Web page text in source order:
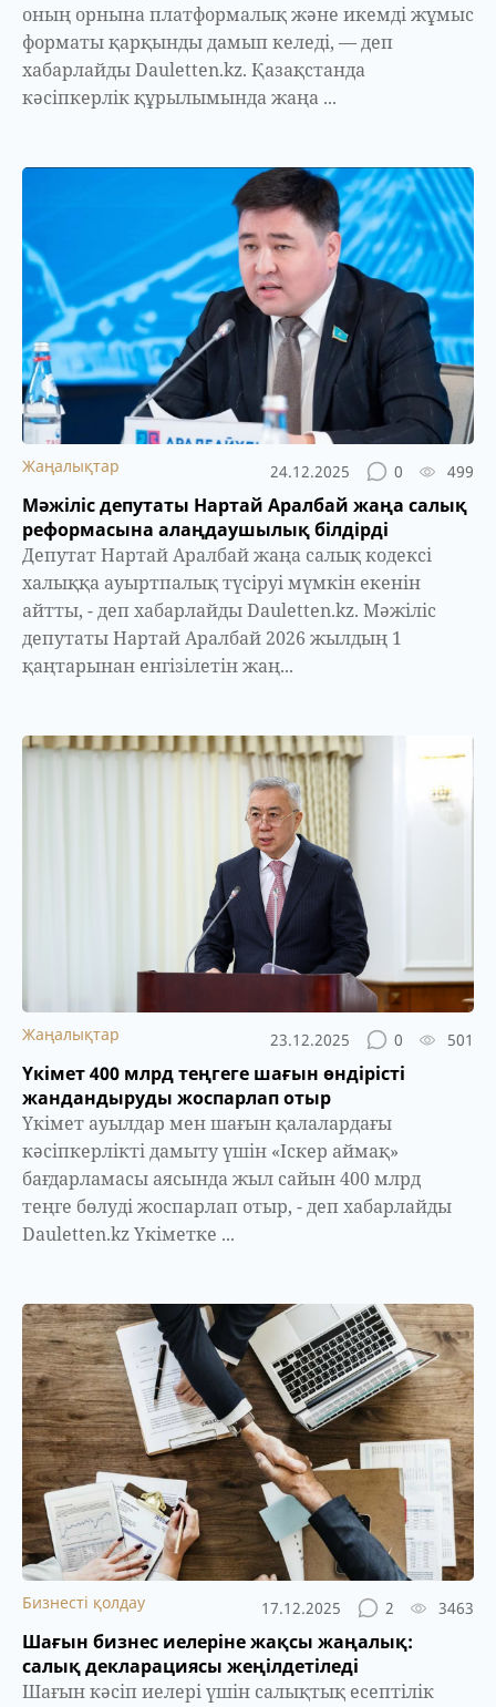
оның орнына платформалық және икемді жұмыс
форматы қарқынды дамып келеді, — деп
хабарлайды Dauletten.kz. Қазақстанда
кәсіпкерлік құрылымында жаңа ...
Жаңалықтар 24.12.2025 0 499
Мәжіліс депутаты Нартай Аралбай жаңа салық
реформасына алаңдаушылық білдірді
Депутат Нартай Аралбай жаңа салық кодексі
халыққа ауыртпалық түсіруі мүмкін екенін
айтты, - деп хабарлайды Dauletten.kz. Мәжіліс
депутаты Нартай Аралбай 2026 жылдың 1
қаңтарынан енгізілетін жаң...
Жаңалықтар 23.12.2025 0 501
Үкімет 400 млрд теңгеге шағын өндірісті
жандандыруды жоспарлап отыр
Үкімет ауылдар мен шағын қалалардағы
кәсіпкерлікті дамыту үшін «Іскер аймақ»
бағдарламасы аясында жыл сайын 400 млрд
теңге бөлуді жоспарлап отыр, - деп хабарлайды
Dauletten.kz Үкіметке ...
Бизнесті қолдау 17.12.2025 2 3463
Шағын бизнес иелеріне жақсы жаңалық:
салық декларациясы жеңілдетіледі
Шағын кәсіп иелері үшін салықтық есептілік